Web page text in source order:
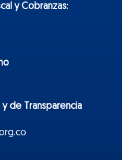
y Cobranzas:
de Transparencia